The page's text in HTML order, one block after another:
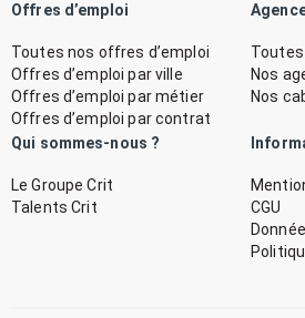
Offres d’emploi
Toutes nos offres d’emploi
Offres d’emploi par ville
Offres d’emploi par métier
Offres d’emploi par contrat
Toutes
Nos
Nos
Qui sommes-nous ?
Le Groupe Crit
Talents Crit
CGU